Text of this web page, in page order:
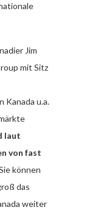
Jim
mit Sitz
Kanada u.a.
laut
von fast
können
das
weiter